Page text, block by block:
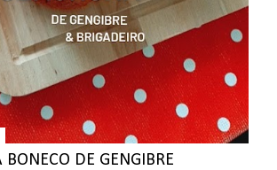
DE GENGIBRE